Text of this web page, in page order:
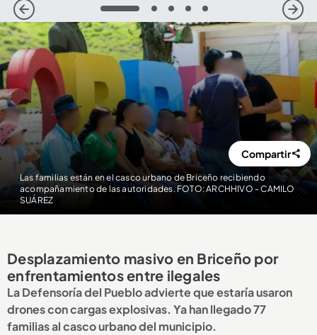
1 2 3 4 5
Las familias están en el casco urbano de Briceño recibiendo
acompañamiento de las autoridades. FOTO: ARCHHIVO - CAMILO
SUÁREZ
Compartir
Desplazamiento masivo en Briceño por
enfrentamientos entre ilegales
La Defensoría del Pueblo advierte que estaría usaron
drones con cargas explosivas. Ya han llegado 77
familias al casco urbano del municipio.